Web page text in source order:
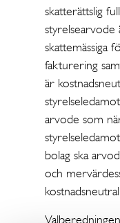
skatterättslig
styrelsearvode
skattemässiga
fakturering
är
arvode som
bolag ska
och